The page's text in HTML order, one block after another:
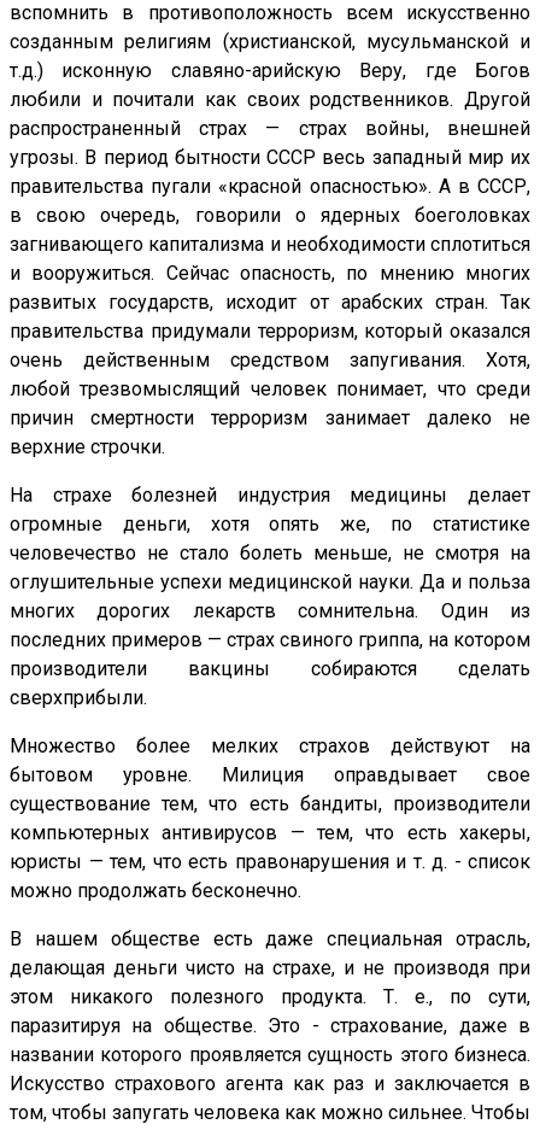
вспомнить в противоположность всем искусственно
созданным религиям (христианской, мусульманской и
т.д.) исконную славяно-арийскую Веру, где Богов
любили и почитали как своих родственников. Другой
распространенный страх — страх войны, внешней
угрозы. В период бытности СССР весь западный мир их
правительства пугали «красной опасностью». А в СССР,
в свою очередь, говорили о ядерных боеголовках
загнивающего капитализма и необходимости сплотиться
и вооружиться. Сейчас опасность, по мнению многих
развитых государств, исходит от арабских стран. Так
правительства придумали терроризм, который оказался
очень действенным средством запугивания. Хотя,
любой трезвомыслящий человек понимает, что среди
причин смертности терроризм занимает далеко не
верхние строчки.
На страхе болезней индустрия медицины делает
огромные деньги, хотя опять же, по статистике
человечество не стало болеть меньше, не смотря на
оглушительные успехи медицинской науки. Да и польза
многих дорогих лекарств сомнительна. Один из
последних примеров — страх свиного гриппа, на котором
производители вакцины собираются сделать
сверхприбыли.
Множество более мелких страхов действуют на
бытовом уровне. Милиция оправдывает свое
существование тем, что есть бандиты, производители
компьютерных антивирусов — тем, что есть хакеры,
юристы — тем, что есть правонарушения и т. д. - список
можно продолжать бесконечно.
В нашем обществе есть даже специальная отрасль,
делающая деньги чисто на страхе, и не производя при
этом никакого полезного продукта. Т. е., по сути,
паразитируя на обществе. Это - страхование, даже в
названии которого проявляется сущность этого бизнеса.
Искусство страхового агента как раз и заключается в
том, чтобы запугать человека как можно сильнее. Чтобы